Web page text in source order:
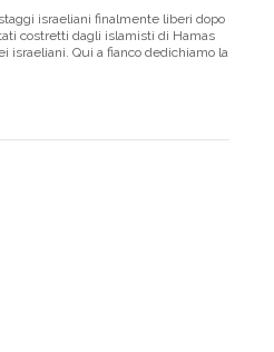
israeliani finalmente liberi dopo
costretti dagli islamisti di Hamas
israeliani. Qui a fianco dedichiamo la